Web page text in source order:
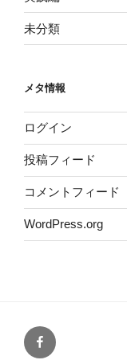
未分類
メタ情報
ログイン
投稿フィード
コメントフィード
WordPress.org
Facebook